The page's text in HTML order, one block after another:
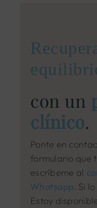
con un
clínico.
Ponte en
formulario que
escríbeme al
Whatsapp. Si
Estoy